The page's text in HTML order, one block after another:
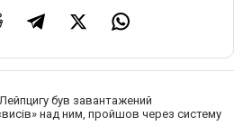
був завантажений
над ним, пройшов через систему